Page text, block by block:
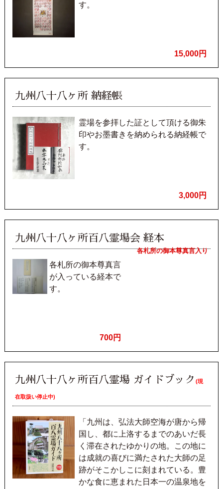
す。
15,000円
九州八十八ヶ所 納経帳
霊場を参拝した証として頂ける御朱
印やお墨書きを納められる納経帳で
す。
3,000円
九州八十八ヶ所百八霊場会 経本
各札所の御本尊真言入り
各札所の御本尊真言
が入っている経本で
す。
700円
九州八十八ヶ所百八霊場 ガイドブック (現
在取扱い停止中)
「九州は、弘法大師空海が唐から帰
国し、都に上洛するまでのあいだ長
く滞在されたゆかりの地。この地に
は成就の喜びに満たされた大師の足
跡がそこかしこに刻まれている。豊
かな食に恵まれた日本一の温泉地を